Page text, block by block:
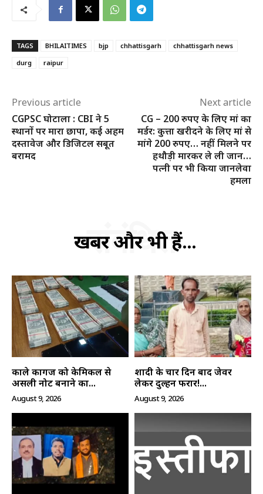
SUBSCRIBE NOW
TAGS BHILAITIMES bjp chhattisgarh
chhattisgarh news
durg
raipur
Previous article
CGPSC घोटाला : CBI ने 5
स्थानों पर मारा छापा, कई अहम
दस्तावेज और डिजिटल सबूत
बरामद
Next article
CG – 200 रुपए के लिए मां का
मर्डर: कुत्ता खरीदने के लिए मां से
मांगे 200 रुपए… नहीं मिलने पर
हथौड़ी मारकर ले ली जान…
पत्नी पर भी किया जानलेवा
हमला
खबरें और भी हैं...
संबंधित
काले कागज को केमिकल से
असली नोट बनाने का...
August 9, 2026
शादी के चार दिन बाद जेवर
लेकर दुल्हन फरार!...
August 9, 2026